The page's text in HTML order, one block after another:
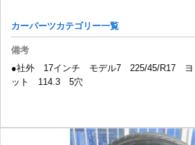
カーパーツカテゴリー一覧
備考
●社外 17インチ モデル7 225/45/R17
ット 114.3 5穴